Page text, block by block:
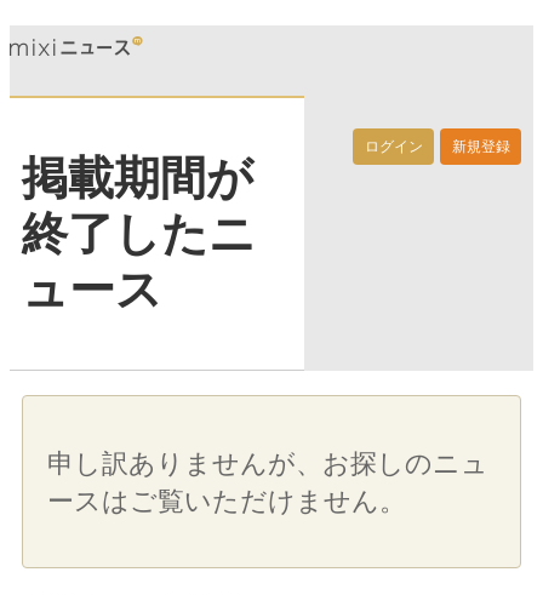
ログイン 新規登録
掲載期間が
終了したニ
ュース
申し訳ありませんが、お探しのニュ
ースはご覧いただけません。